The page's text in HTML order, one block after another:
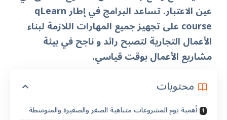
عين الاعتبار. تساعد البرامج في إطارqLearn
courseعلى تجهيز جميع المهارات اللازمة لبناء
الأعمال التجارية لتصبح رائد و ناجح في بيئة
مشاريع الأعمال بوقت قياسي.
محتويات
أهمية يوم المشروعات متناهية الصغر والصغيرة والمتوسطة